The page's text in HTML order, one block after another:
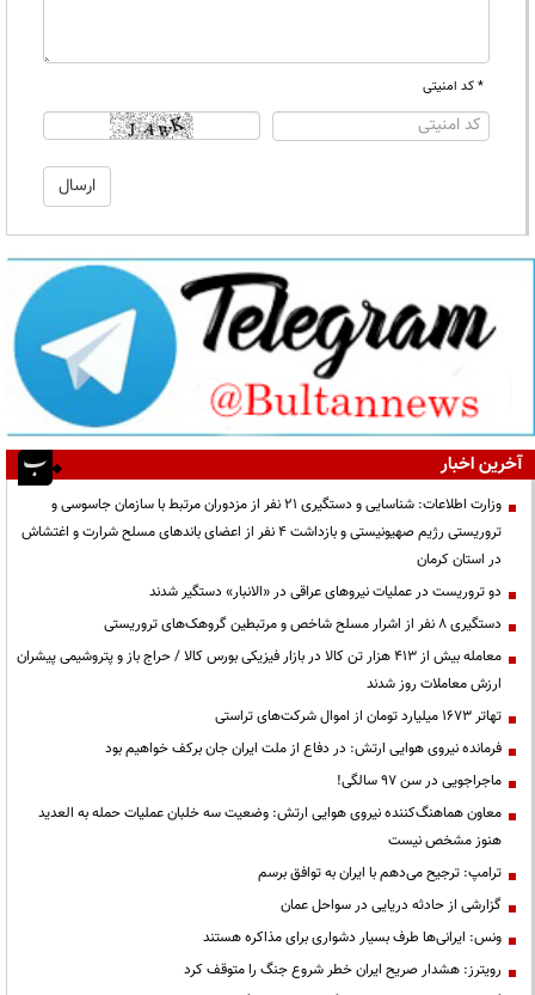
* کد امنیتی
آخرین اخبار
وزارت اطلاعات: شناسایی و دستگیری ۲۱ نفر از مزدوران مرتبط با سازمان جاسوسی و
تروریستی رژیم صهیونیستی و بازداشت ۴ نفر از اعضای باندهای مسلح شرارت و اغتشاش
در استان کرمان
دو تروریست در عملیات نیروهای عراقی در «الانبار» دستگیر شدند
دستگیری ۸ نفر از اشرار مسلح شاخص و مرتبطین گروهک‌های تروریستی
معامله بیش از ۴۱۳ هزار تن کالا در بازار فیزیکی بورس کالا / حراج باز و پتروشیمی پیشران
ارزش معاملات روز شدند
تهاتر ۱۶۷۳ میلیارد تومان از اموال شرکت‌های تراستی
فرمانده نیروی هوایی ارتش: در دفاع از ملت ایران جان برکف خواهیم بود
ماجراجویی در سن ۹۷ سالگی!
معاون هماهنگ‌کننده نیروی هوایی ارتش: وضعیت سه خلبان عملیات حمله به العدید
هنوز مشخص نیست
ترامپ: ترجیح می‌دهم با ایران به توافق برسم
گزارشی از حادثه دریایی در سواحل عمان
ونس: ایرانی‌ها طرف بسیار دشواری برای مذاکره هستند
رویترز: هشدار صریح ایران خطر شروع جنگ را متوقف کرد